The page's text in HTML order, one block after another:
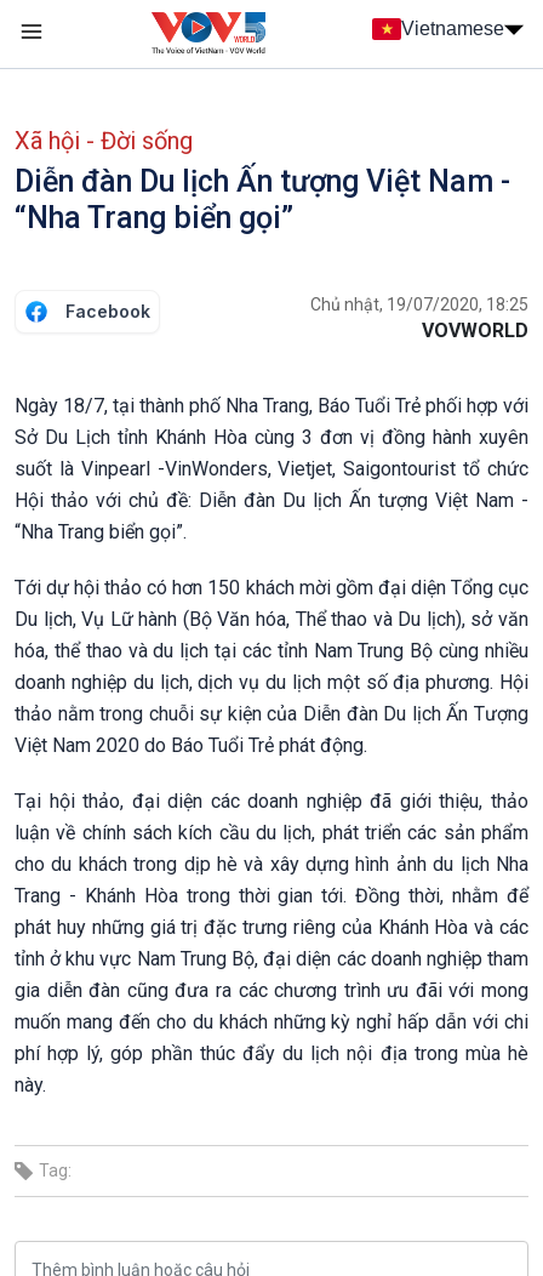
Nhảy đến nội dung
Vietnamese
Xã hội - Đời sống
Diễn đàn Du lịch Ấn tượng Việt Nam -
“Nha Trang biển gọi”
Facebook Chủ nhật, 19/07/2020, 18:25
VOVWORLD
Ngày 18/7, tại thành phố Nha Trang, Báo Tuổi Trẻ phối hợp với
Sở Du Lịch tỉnh Khánh Hòa cùng 3 đơn vị đồng hành xuyên
suốt là Vinpearl -VinWonders, Vietjet, Saigontourist tổ chức
Hội thảo với chủ đề: Diễn đàn Du lịch Ấn tượng Việt Nam -
“Nha Trang biển gọi”.
Tới dự hội thảo có hơn 150 khách mời gồm đại diện Tổng cục
Du lịch, Vụ Lữ hành (Bộ Văn hóa, Thể thao và Du lịch), sở văn
hóa, thể thao và du lịch tại các tỉnh Nam Trung Bộ cùng nhiều
doanh nghiệp du lịch, dịch vụ du lịch một số địa phương. Hội
thảo nằm trong chuỗi sự kiện của Diễn đàn Du lịch Ấn Tượng
Việt Nam 2020 do Báo Tuổi Trẻ phát động.
Tại hội thảo, đại diện các doanh nghiệp đã giới thiệu, thảo
luận về chính sách kích cầu du lịch, phát triển các sản phẩm
cho du khách trong dịp hè và xây dựng hình ảnh du lịch Nha
Trang - Khánh Hòa trong thời gian tới. Đồng thời, nhằm để
phát huy những giá trị đặc trưng riêng của Khánh Hòa và các
tỉnh ở khu vực Nam Trung Bộ, đại diện các doanh nghiệp tham
gia diễn đàn cũng đưa ra các chương trình ưu đãi với mong
muốn mang đến cho du khách những kỳ nghỉ hấp dẫn với chi
phí hợp lý, góp phần thúc đẩy du lịch nội địa trong mùa hè
này.
Tag: